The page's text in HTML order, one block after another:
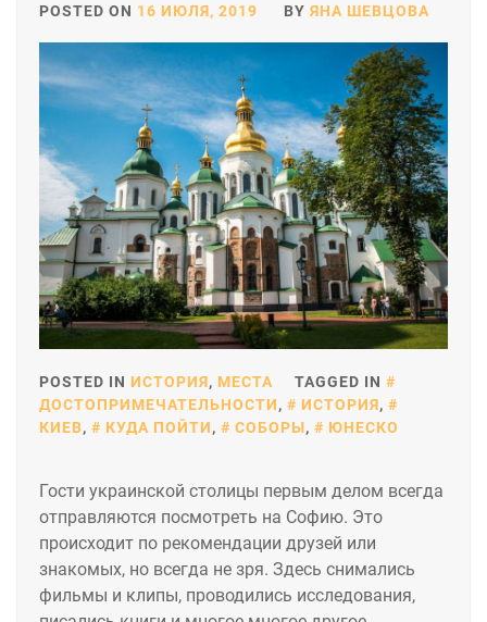
POSTED ON 16 ИЮЛЯ, 2019 BY ЯНА ШЕВЦОВА
POSTED IN ИСТОРИЯ, МЕСТА
TAGGED IN
ДОСТОПРИМЕЧАТЕЛЬНОСТИ, ИСТОРИЯ,
КИЕВ, КУДА ПОЙТИ, СОБОРЫ, ЮНЕСКО
Гости украинской столицы первым делом всегда
отправляются посмотреть на Софию. Это
происходит по рекомендации друзей или
знакомых, но всегда не зря. Здесь снимались
фильмы и клипы, проводились исследования,